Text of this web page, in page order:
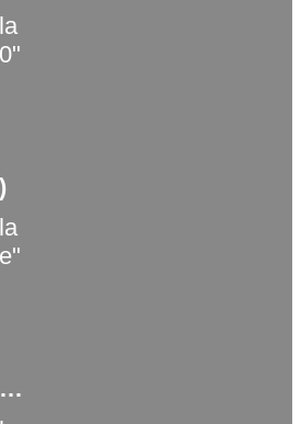
Vermin - La plaga (2023)